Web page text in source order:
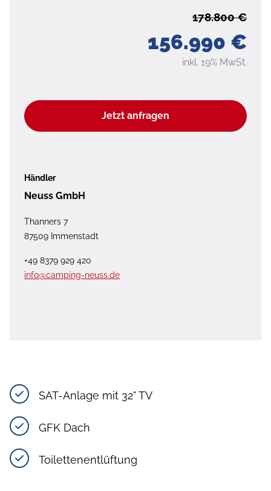
156.990 €
178.800 €
inkl. 19% MwSt.
Jetzt anfragen
Händler
Neuss GmbH
Thanners 7
87509 Immenstadt
+49 8379 929 420
info@camping-neuss.de
SAT-Anlage mit 32" TV
GFK Dach
Toilettenentlüftung